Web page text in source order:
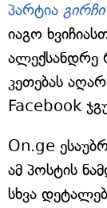
პარტია გირჩი
იაგო
ალექსანდრე
კეთებას
Facebook
On.ge
ამ პოსტის
სხვა